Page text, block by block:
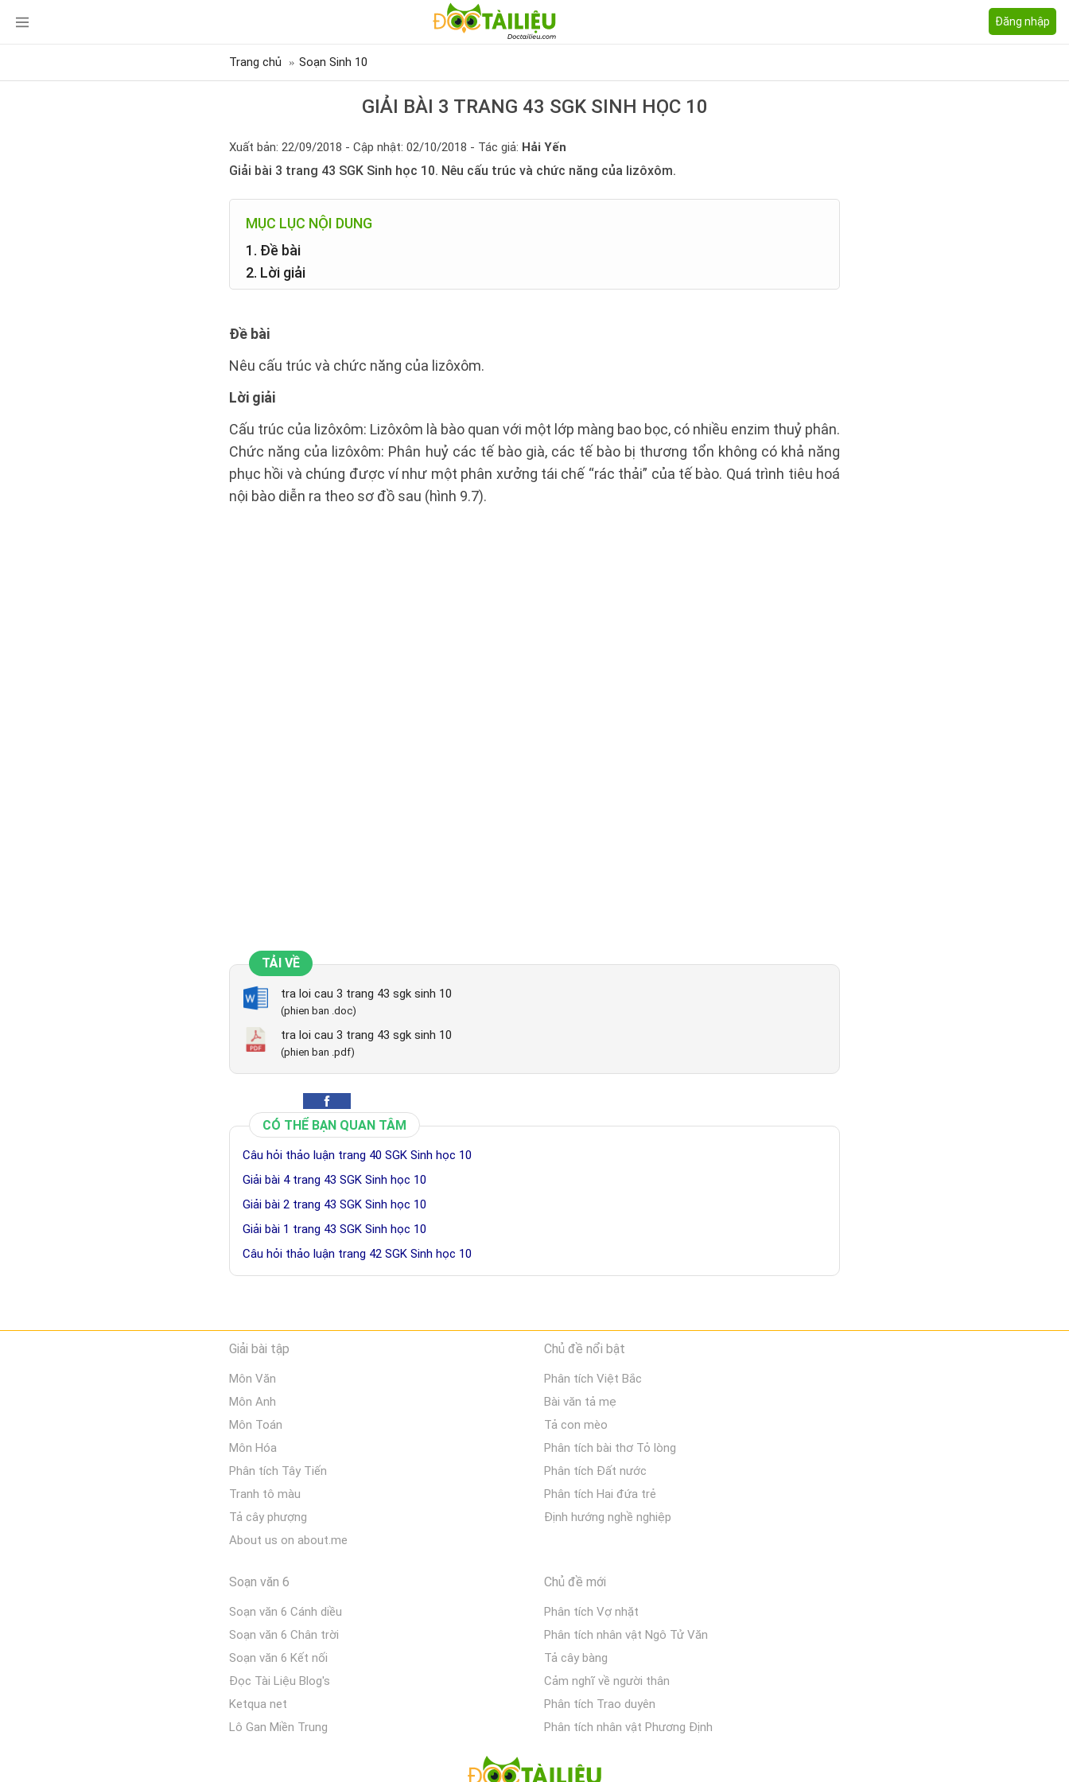
Đăng nhập
Trang chủ Soạn Sinh 10
GIẢI BÀI 3 TRANG 43 SGK SINH HỌC 10
Xuất bản: 22/09/2018 - Cập nhật: 02/10/2018 - Tác giả: Hải Yến
Giải bài 3 trang 43 SGK Sinh học 10. Nêu cấu trúc và chức năng của lizôxôm.
MỤC LỤC NỘI DUNG
1. Đề bài
2. Lời giải
Đề bài
Nêu cấu trúc và chức năng của lizôxôm.
Lời giải
Cấu trúc của lizôxôm: Lizôxôm là bào quan với một lớp màng bao bọc, có nhiều enzim thuỷ phân.
Chức năng của lizôxôm: Phân huỷ các tế bào già, các tế bào bị thương tổn không có khả năng
phục hồi và chúng được ví như một phân xưởng tái chế “rác thải” của tế bào. Quá trình tiêu hoá
nội bào diễn ra theo sơ đồ sau (hình 9.7).
TẢI VỀ
tra loi cau 3 trang 43 sgk sinh 10
(phien ban .doc)
tra loi cau 3 trang 43 sgk sinh 10
(phien ban .pdf)
CÓ THỂ BẠN QUAN TÂM
Câu hỏi thảo luận trang 40 SGK Sinh học 10
Giải bài 4 trang 43 SGK Sinh học 10
Giải bài 2 trang 43 SGK Sinh học 10
Giải bài 1 trang 43 SGK Sinh học 10
Câu hỏi thảo luận trang 42 SGK Sinh học 10
Giải bài tập
Môn Văn
Môn Anh
Môn Toán
Môn Hóa
Phân tích Tây Tiến
Tranh tô màu
Tả cây phượng
About us on about.me
Chủ đề nổi bật
Phân tích Việt Bắc
Bài văn tả mẹ
Tả con mèo
Phân tích bài thơ Tỏ lòng
Phân tích Đất nước
Phân tích Hai đứa trẻ
Định hướng nghề nghiệp
Soạn văn 6
Soạn văn 6 Cánh diều
Soạn văn 6 Chân trời
Soạn văn 6 Kết nối
Đọc Tài Liệu Blog's
Ketqua net
Lô Gan Miền Trung
Chủ đề mới
Phân tích Vợ nhặt
Phân tích nhân vật Ngô Tử Văn
Tả cây bàng
Cảm nghĩ về người thân
Phân tích Trao duyên
Phân tích nhân vật Phương Định